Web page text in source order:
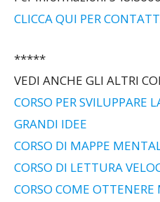
CLICCA QUI PER
*****
VEDI ANCHE GLI ALTRI
CORSO PER SVILUPPARE
GRANDI IDEE
CORSO DI MAPPE
CORSO DI LETTURA
CORSO COME